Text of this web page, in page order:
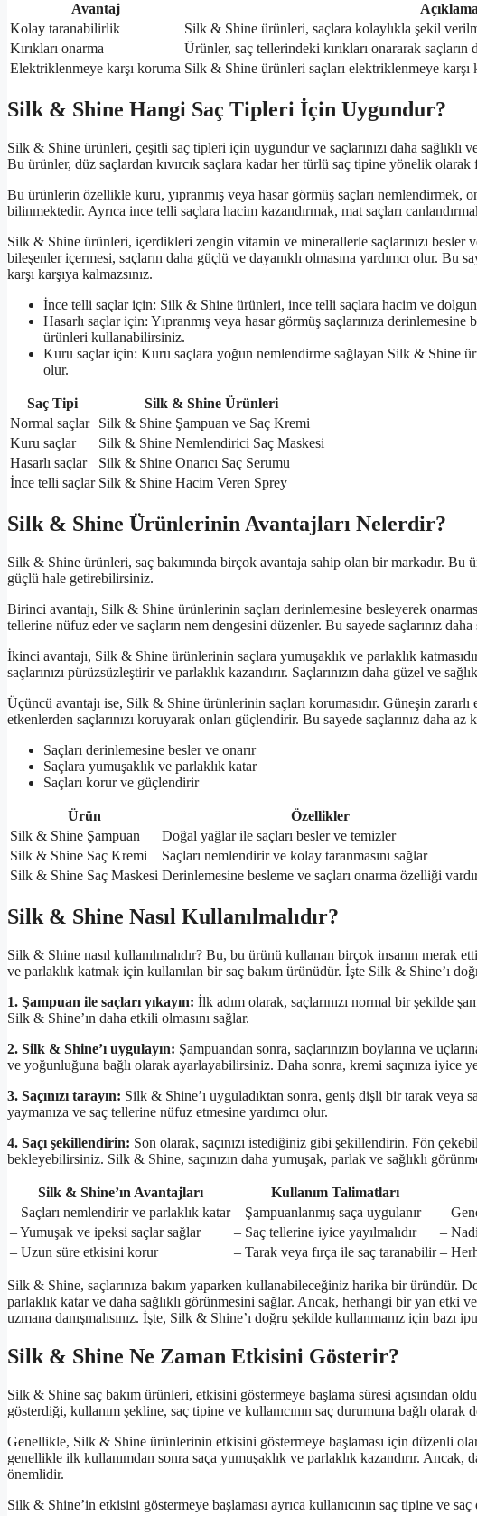
Avantaj
Açıklama
Kolay taranabilirlik
Silk & Shine ürünleri, saçlara kolaylıkla şekil
Kırıkları onarma
Ürünler, saç tellerindeki kırıkları onararak saçların
Elektriklenmeye karşı koruma Silk & Shine ürünleri saçları elektriklenmeye karşı
Silk & Shine Hangi Saç Tipleri İçin Uygundur?
Silk & Shine ürünleri, çeşitli saç tipleri için uygundur ve saçlarınızı daha
Bu ürünler, düz saçlardan kıvırcık saçlara kadar her türlü saç tipine yönelik
Bu ürünlerin özellikle kuru, yıpranmış veya hasar görmüş saçları nemlendirmek,
bilinmektedir. Ayrıca ince telli saçlara hacim kazandırmak, mat saçları
Silk & Shine ürünleri, içerdikleri zengin vitamin ve minerallerle saçlarınızı
bileşenler içermesi, saçların daha güçlü ve dayanıklı olmasına yardımcı olur. Bu
karşı karşıya kalmazsınız.
İnce telli saçlar için: Silk & Shine ürünleri, ince telli saçlara hacim ve
Hasarlı saçlar için: Yıpranmış veya hasar görmüş saçlarınıza
ürünleri kullanabilirsiniz.
Kuru saçlar için: Kuru saçlara yoğun nemlendirme sağlayan Silk & Shine
olur.
Saç Tipi
Silk & Shine Ürünleri
Normal saçlar
Silk & Shine Şampuan ve Saç Kremi
Kuru saçlar
Silk & Shine Nemlendirici Saç Maskesi
Hasarlı saçlar
Silk & Shine Onarıcı Saç Serumu
İnce telli saçlar Silk & Shine Hacim Veren Sprey
Silk & Shine Ürünlerinin Avantajları Nelerdir?
Silk & Shine ürünleri, saç bakımında birçok avantaja sahip olan bir markadır. Bu
güçlü hale getirebilirsiniz.
Birinci avantajı, Silk & Shine ürünlerinin saçları derinlemesine besleyerek
tellerine nüfuz eder ve saçların nem dengesini düzenler. Bu sayede saçlarınız daha
İkinci avantajı, Silk & Shine ürünlerinin saçlara yumuşaklık ve parlaklık
saçlarınızı pürüzsüzleştirir ve parlaklık kazandırır. Saçlarınızın daha güzel ve
Üçüncü avantajı ise, Silk & Shine ürünlerinin saçları korumasıdır. Güneşin
etkenlerden saçlarınızı koruyarak onları güçlendirir. Bu sayede saçlarınız daha az
Saçları derinlemesine besler ve onarır
Saçlara yumuşaklık ve parlaklık katar
Saçları korur ve güçlendirir
Ürün
Özellikler
Silk & Shine Şampuan
Doğal yağlar ile saçları besler ve temizler
Silk & Shine Saç Kremi
Saçları nemlendirir ve kolay taranmasını sağlar
Silk & Shine Saç Maskesi Derinlemesine besleme ve saçları onarma özelliği
Silk & Shine Nasıl Kullanılmalıdır?
Silk & Shine nasıl kullanılmalıdır? Bu, bu ürünü kullanan birçok insanın merak
ve parlaklık katmak için kullanılan bir saç bakım ürünüdür. İşte Silk & Shine’ı
1. Şampuan ile saçları yıkayın: İlk adım olarak, saçlarınızı normal bir şekilde
Silk & Shine’ın daha etkili olmasını sağlar.
2. Silk & Shine’ı uygulayın: Şampuandan sonra, saçlarınızın boylarına ve
ve yoğunluğuna bağlı olarak ayarlayabilirsiniz. Daha sonra, kremi saçınıza iyice
3. Saçınızı tarayın: Silk & Shine’ı uyguladıktan sonra, geniş dişli bir tarak veya
yaymanıza ve saç tellerine nüfuz etmesine yardımcı olur.
4. Saçı şekillendirin: Son olarak, saçınızı istediğiniz gibi şekillendirin. Fön
bekleyebilirsiniz. Silk & Shine, saçınızın daha yumuşak, parlak ve sağlıklı
Silk & Shine’ın Avantajları Kullanım Talimatları
– Saçları nemlendirir ve parlaklık katar – Şampuanlanmış saça uygulanır
–
– Yumuşak ve ipeksi saçlar sağlar
– Saç tellerine iyice yayılmalıdır
–
– Uzun süre etkisini korur
– Tarak veya fırça ile saç taranabilir –
Silk & Shine, saçlarınıza bakım yaparken kullanabileceğiniz harika bir üründür.
parlaklık katar ve daha sağlıklı görünmesini sağlar. Ancak, herhangi bir yan etki
uzmana danışmalısınız. İşte, Silk & Shine’ı doğru şekilde kullanmanız için bazı
Silk & Shine Ne Zaman Etkisini Gösterir?
Silk & Shine saç bakım ürünleri, etkisini göstermeye başlama süresi açısından
gösterdiği, kullanım şekline, saç tipine ve kullanıcının saç durumuna bağlı olarak
Genellikle, Silk & Shine ürünlerinin etkisini göstermeye başlaması için düzenli
genellikle ilk kullanımdan sonra saça yumuşaklık ve parlaklık kazandırır.
önemlidir.
Silk & Shine’in etkisini göstermeye başlaması ayrıca kullanıcının saç tipine ve